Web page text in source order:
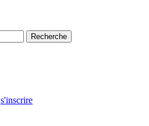
Recherche
s'inscrire